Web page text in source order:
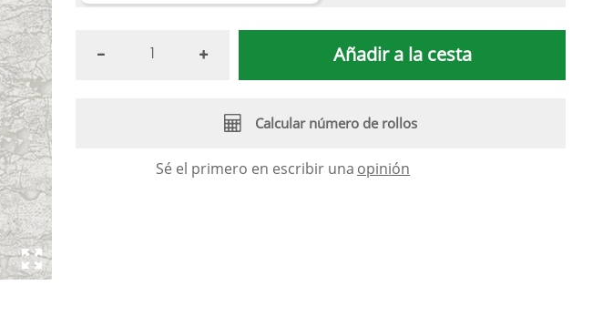
Añadir a la cesta
Calcular número de rollos
Sé el primero en escribir una opinión